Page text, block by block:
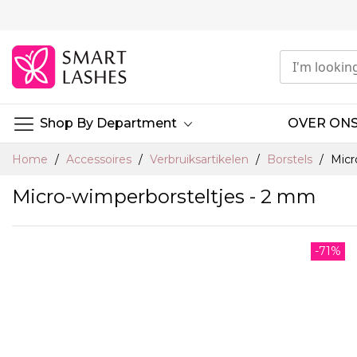
de
inhoud
Shop By Department OVER
Home Accessoires Verbruiksartikelen Borstels
Micro-wimperborsteltjes - 2 mm
-71%